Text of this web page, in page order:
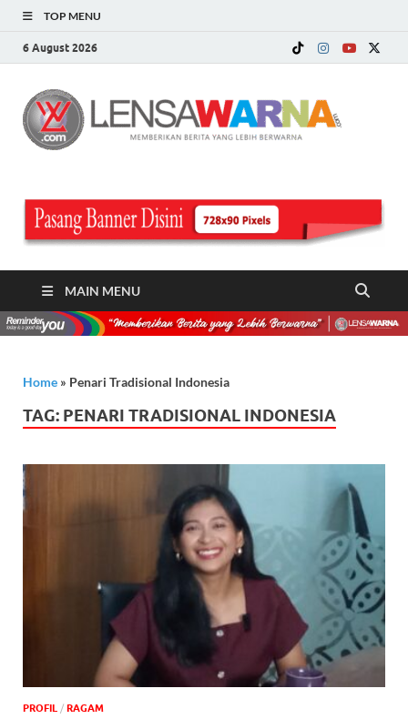
TOP MENU
6 August 2026
MAIN MENU
Home » Penari Tradisional Indonesia
TAG: PENARI TRADISIONAL INDONESIA
PROFIL / ‎RAGAM